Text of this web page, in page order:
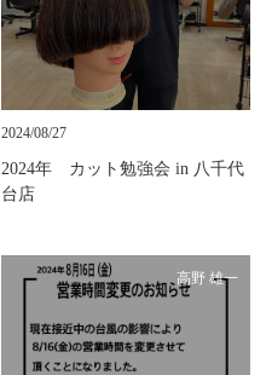
2024/08/27
2024年 カット勉強会 in 八千代
台店
高野 雄一